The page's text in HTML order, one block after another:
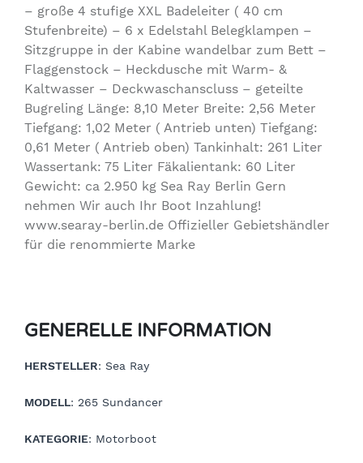
– große 4 stufige XXL Badeleiter ( 40 cm
Stufenbreite) – 6 x Edelstahl Belegklampen –
Sitzgruppe in der Kabine wandelbar zum Bett –
Flaggenstock – Heckdusche mit Warm- &
Kaltwasser – Deckwaschanscluss – geteilte
Bugreling Länge: 8,10 Meter Breite: 2,56 Meter
Tiefgang: 1,02 Meter ( Antrieb unten) Tiefgang:
0,61 Meter ( Antrieb oben) Tankinhalt: 261 Liter
Wassertank: 75 Liter Fäkalientank: 60 Liter
Gewicht: ca 2.950 kg Sea Ray Berlin Gern
nehmen Wir auch Ihr Boot Inzahlung!
www.searay-berlin.de Offizieller Gebietshändler
für die renommierte Marke
GENERELLE INFORMATION
HERSTELLER: Sea Ray
MODELL: 265 Sundancer
KATEGORIE: Motorboot